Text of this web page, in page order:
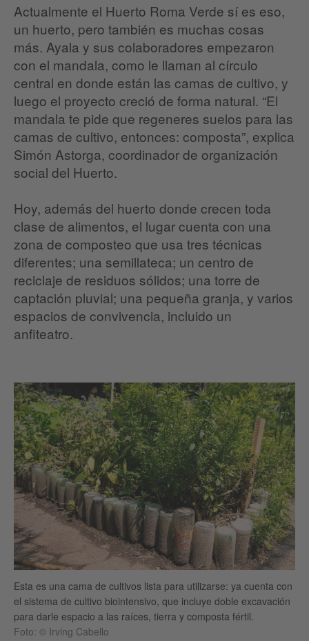
Actualmente el Huerto Roma Verde sí es eso,
un huerto, pero también es muchas cosas
más. Ayala y sus colaboradores empezaron
con el mandala, como le llaman al círculo
central en donde están las camas de cultivo, y
luego el proyecto creció de forma natural. “El
mandala te pide que regeneres suelos para las
camas de cultivo, entonces: composta”, explica
Simón Astorga, coordinador de organización
social del Huerto.
Hoy, además del huerto donde crecen toda
clase de alimentos, el lugar cuenta con una
zona de composteo que usa tres técnicas
diferentes; una semillateca; un centro de
reciclaje de residuos sólidos; una torre de
captación pluvial; una pequeña granja, y varios
espacios de convivencia, incluido un
anfiteatro.
Esta es una cama de cultivos lista para utilizarse: ya cuenta con
el sistema de cultivo biointensivo, que incluye doble excavación
para darle espacio a las raíces, tierra y composta fértil.
Foto: © Irving Cabello